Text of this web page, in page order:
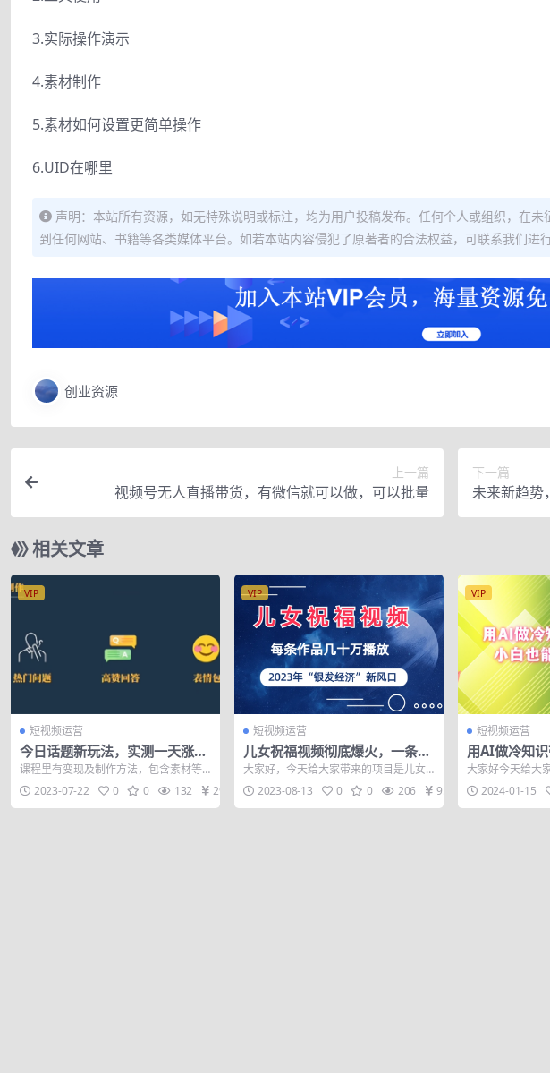
3.实际操作演示
4.素材制作
5.素材如何设置更简单操作
6.UID在哪里
声明：本站所有资源，如无特殊说明或标注，均为用户投稿发布。任何个人或组织，在
到任何网站、书籍等各类媒体平台。如若本站内容侵犯了原著者的合法权益，可联系我们进行
创业资源
上一篇
视频号无人直播带货，有微信就可以做，可以批量
下一篇
未来新趋势
精准流量
相关文章
VIP
短视频运营
今日话题新玩法，实测一天涨粉
2万，多种变现方式（教程+5G
素材）
课程里有变现及制作方法，包含素材等
资源
2023-07-22 0 0 132 29
VIP
短视频运营
儿女祝福视频彻底爆火，一条作
品几十万播放，2023年一定要
抓住的新风口
大家好，今天给大家带来的项目是儿女
祝福视频，2023年一定要抓住银发经济
新风口，...
2023-08-13 0 0 206 9.9
VIP
短视频运营
用AI做冷知
能日入300+
大家好今天给大
做冷知识带货视
+!》。...
2024-01-15